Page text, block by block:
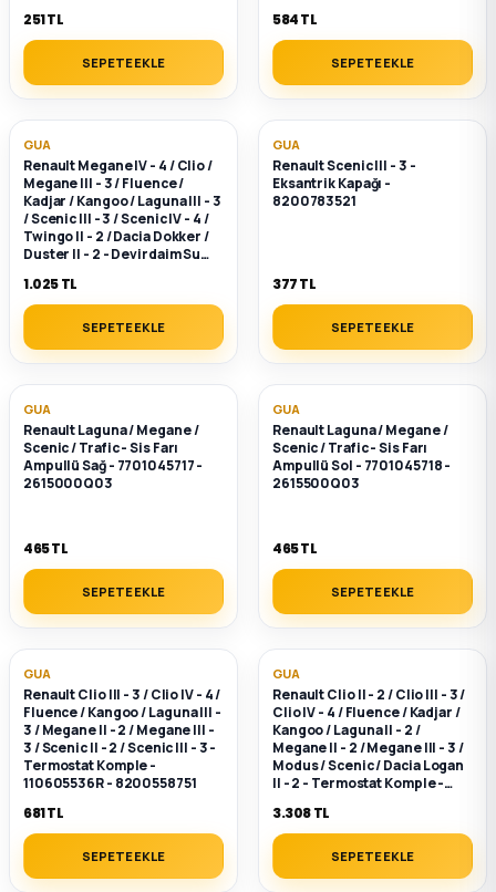
Parça
Parça
251 TL
SEPETE EKLE
584 TL
SEPETE EKLE
GUA
Renault Megane IV - 4 / Clio /
Megane III - 3 / Fluence /
Kadjar / Kangoo / Laguna III - 3
/ Scenic III - 3 / Scenic IV - 4 /
Twingo II - 2 / Dacia Dokker /
Duster II - 2 - Devirdaim Su
8660003373
1.025 TL
SEPETE EKLE
GUA
Renault Scenic III - 3 -
Eksantrik Kapağı -
8200783521
377 TL
SEPETE EKLE
GUA
Renault Laguna / Megane /
Scenic / Trafic - Sis Farı
Ampullü Sağ - 7701045717 -
2615000Q03
465 TL
SEPETE EKLE
GUA
Renault Laguna / Megane /
Scenic / Trafic - Sis Farı
Ampullü Sol - 7701045718 -
2615500Q03
465 TL
SEPETE EKLE
GUA
Renault Clio III - 3 / Clio IV - 4 /
Fluence / Kangoo / Laguna III -
3 / Megane II - 2 / Megane III -
3 / Scenic II - 2 / Scenic III - 3 -
Termostat Komple -
110605536R - 8200558751
681 TL
SEPETE EKLE
GUA
Renault Clio II - 2 / Clio III - 3 /
Clio IV - 4 / Fluence / Kadjar /
Kangoo / Laguna II - 2 /
Megane II - 2 / Megane III - 3 /
Modus / Scenic / Dacia Logan
II - 2 - Termostat Komple -
3.308 TL
SEPETE EKLE